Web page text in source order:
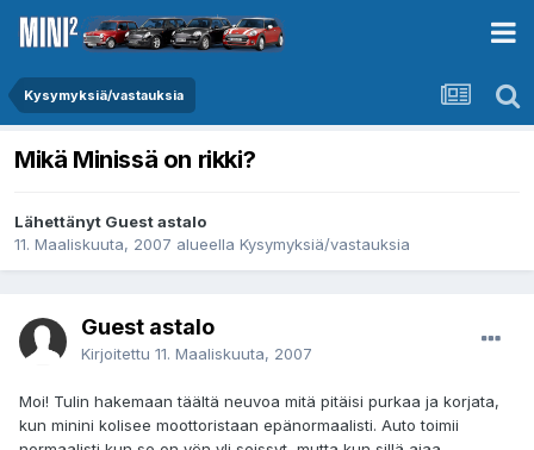
Kysymyksiä/vastauksia
Mikä Minissä on rikki?
Lähettänyt Guest astalo
11. Maaliskuuta, 2007 alueella Kysymyksiä/vastauksia
Guest astalo
Kirjoitettu 11. Maaliskuuta, 2007
Moi! Tulin hakemaan täältä neuvoa mitä pitäisi purkaa ja korjata,
kun minini kolisee moottoristaan epänormaalisti. Auto toimii